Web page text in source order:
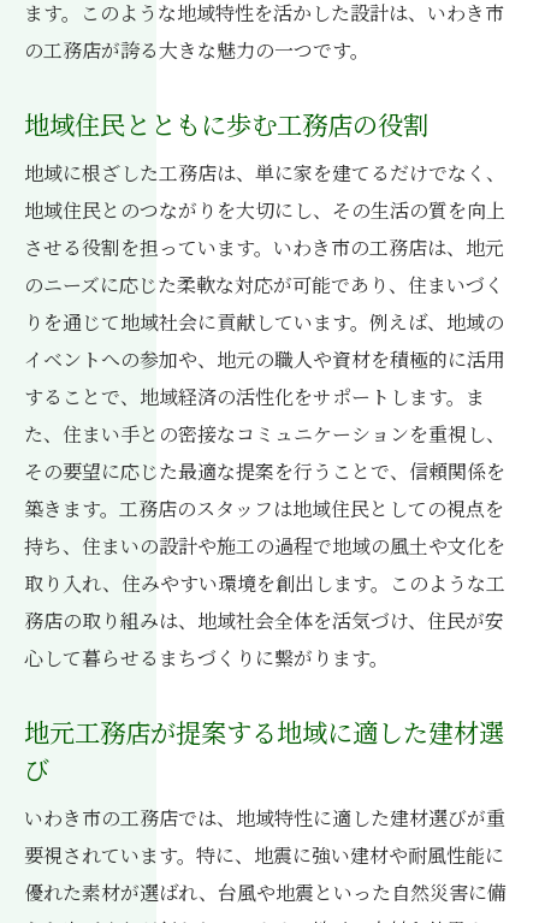
工務店選びが決め手！いわき市での快適な住ま
いの創造
長期的視点での工務店選定基準
快適性を高めるための施工技術
住まいの健康を考える選択肢
いわき市の暮らしにマッチした住環境の工
夫
工務店が提案する快適な生活空間の実現
自然災害に強いいわき市の工務店が提供する安
心の家づくり
最新技術を活用した耐震住宅の提案
災害に備えた家づくりのポイント
安心感を生む施工事例紹介
地震後のメンテナンスサポート
災害に強い家づくりのための素材選び
いわき市の工務店が叶える長く住み続けられる
ライフステージに応じた設計提案
長寿命住宅のメリット
メンテナンス性を考慮した施工法
ます。このような地域特性を活かした設計は、いわき市
の工務店が誇る大きな魅力の一つです。
地域住民とともに歩む工務店の役割
地域に根ざした工務店は、単に家を建てるだけでなく、
地域住民とのつながりを大切にし、その生活の質を向上
させる役割を担っています。いわき市の工務店は、地元
のニーズに応じた柔軟な対応が可能であり、住まいづく
りを通じて地域社会に貢献しています。例えば、地域の
イベントへの参加や、地元の職人や資材を積極的に活用
することで、地域経済の活性化をサポートします。ま
た、住まい手との密接なコミュニケーションを重視し、
その要望に応じた最適な提案を行うことで、信頼関係を
築きます。工務店のスタッフは地域住民としての視点を
持ち、住まいの設計や施工の過程で地域の風土や文化を
取り入れ、住みやすい環境を創出します。このような工
務店の取り組みは、地域社会全体を活気づけ、住民が安
心して暮らせるまちづくりに繋がります。
地元工務店が提案する地域に適した建材選
び
いわき市の工務店では、地域特性に適した建材選びが重
要視されています。特に、地震に強い建材や耐風性能に
優れた素材が選ばれ、台風や地震といった自然災害に備